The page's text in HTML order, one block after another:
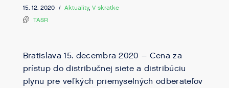
15. 12. 2020 / Aktuality, V skratke
TASR
Bratislava 15. decembra 2020 – Cena za
prístup do distribučnej siete a distribúciu
plynu pre veľkých priemyselných odberateľov